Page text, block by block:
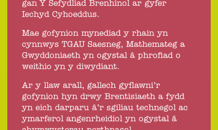
gan Y Sefydliad Brenhinol ar gyfer
Iechyd Cyhoeddus.
Mae gofynion mynediad y rhain yn
cynnwys TGAU Saesneg, Mathemateg a
Gwyddoniaeth yn ogystal â phrofiad o
weithio yn y diwydiant.
Ar y llaw arall, gallech gyflawni’r
gofynion hyn drwy Brentisiaeth a fydd
yn eich darparu â’r sgiliau technegol ac
ymarferol angenrheidiol yn ogystal â